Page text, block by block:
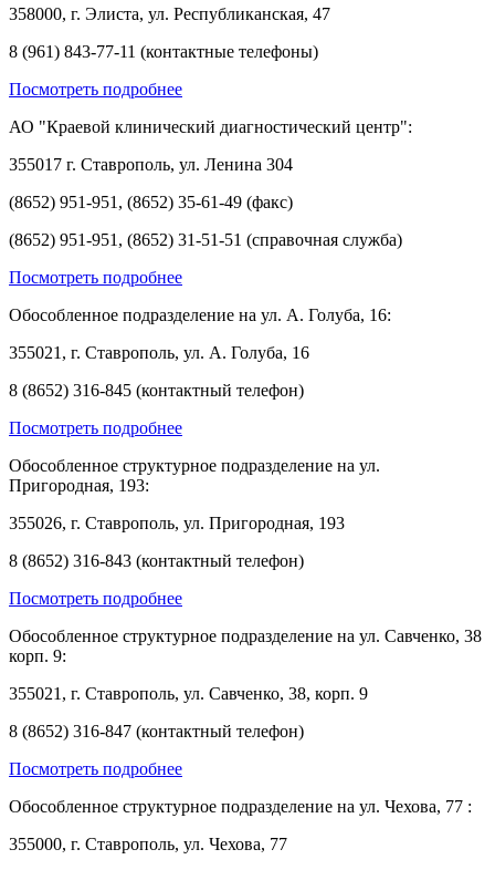
358000, г. Элиста, ул. Республиканская, 47
8 (961) 843-77-11 (контактные телефоны)
Посмотреть подробнее
АО "Краевой клинический диагностический центр":
355017 г. Ставрополь, ул. Ленина 304
(8652) 951-951, (8652) 35-61-49 (факс)
(8652) 951-951, (8652) 31-51-51 (справочная служба)
Посмотреть подробнее
Обособленное подразделение на ул. А. Голуба, 16:
355021, г. Ставрополь, ул. А. Голуба, 16
8 (8652) 316-845 (контактный телефон)
Посмотреть подробнее
Обособленное структурное подразделение на ул.
Пригородная, 193:
355026, г. Ставрополь, ул. Пригородная, 193
8 (8652) 316-843 (контактный телефон)
Посмотреть подробнее
Обособленное структурное подразделение на ул. Савченко, 38
корп. 9:
355021, г. Ставрополь, ул. Савченко, 38, корп. 9
8 (8652) 316-847 (контактный телефон)
Посмотреть подробнее
Обособленное структурное подразделение на ул. Чехова, 77 :
355000, г. Ставрополь, ул. Чехова, 77